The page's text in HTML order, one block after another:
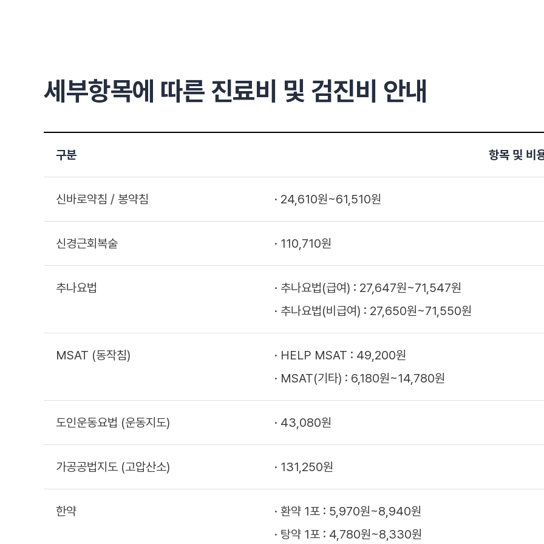
세부항목에 따른 진료비 및 검진비 안내
구분 항목 및 비
신바로약침 / 봉약침 24,610원~61,510원
신경근회복술 110,710원
추나요법
추나요법(급여) : 27,647원~71,547원
추나요법(비급여) : 27,650원~71,550원
MSAT (동작침)
HELP MSAT : 49,200원
MSAT(기타) : 6,180원~14,780원
도인운동요법 (운동지도) 43,080원
가공공법지도 (고압산소) 131,250원
한약
환약 1포 : 5,970원~8,940원
탕약 1포 : 4,780원~8,330원